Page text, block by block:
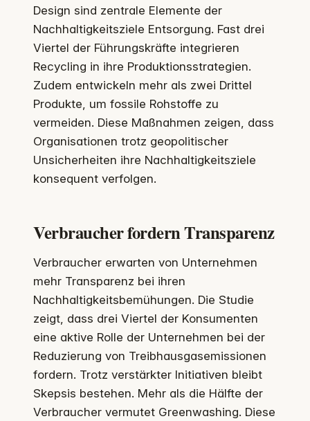
Design sind zentrale Elemente der
Nachhaltigkeitsziele Entsorgung. Fast drei
Viertel der Führungskräfte integrieren
Recycling in ihre Produktionsstrategien.
Zudem entwickeln mehr als zwei Drittel
Produkte, um fossile Rohstoffe zu
vermeiden. Diese Maßnahmen zeigen, dass
Organisationen trotz geopolitischer
Unsicherheiten ihre Nachhaltigkeitsziele
konsequent verfolgen.
Verbraucher fordern Transparenz
Verbraucher erwarten von Unternehmen
mehr Transparenz bei ihren
Nachhaltigkeitsbemühungen. Die Studie
zeigt, dass drei Viertel der Konsumenten
eine aktive Rolle der Unternehmen bei der
Reduzierung von Treibhausgasemissionen
fordern. Trotz verstärkter Initiativen bleibt
Skepsis bestehen. Mehr als die Hälfte der
Verbraucher vermutet Greenwashing. Diese